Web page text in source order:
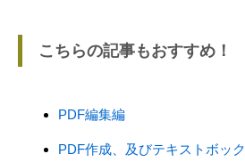
こちらの記事もおすすめ！
PDF編集編
PDF作成、及びテキストボッ